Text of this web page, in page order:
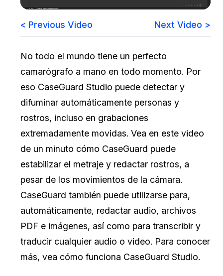
Casinos
Medios de Comunicación y
Entretenimiento
Centros de Atención Telefónica
Centros de Crisis y Las Líneas Directas
La Venta al Por Menor
TI y Operaciones
Recomendaciones
Sobre nosotros
Trabaja con nosotros
< Previous Video Next Video >
No todo el mundo tiene un perfecto
camarógrafo a mano en todo momento. Por
eso CaseGuard Studio puede detectar y
difuminar automáticamente personas y
rostros, incluso en grabaciones
extremadamente movidas. Vea en este video
de un minuto cómo CaseGuard puede
estabilizar el metraje y redactar rostros, a
pesar de los movimientos de la cámara.
CaseGuard también puede utilizarse para,
automáticamente, redactar audio, archivos
PDF e imágenes, así como para transcribir y
traducir cualquier audio o video. Para conocer
más, vea cómo funciona CaseGuard Studio.